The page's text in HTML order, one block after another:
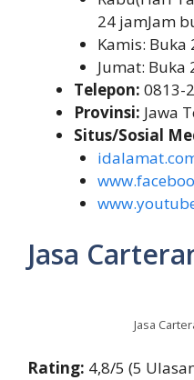
24 jamJam
Kamis: Buka
Jumat: Buka
Telepon: 0813-
Provinsi: Jawa
Situs/Sosial
Jasa
Jasa
Rating: 4,8/5 (5